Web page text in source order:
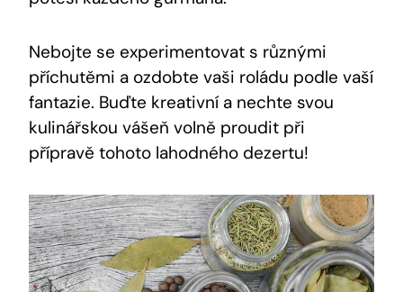
Nebojte se experimentovat s různými
příchutěmi a ozdobte vaši roládu podle vaší
fantazie. Buďte kreativní a nechte svou
kulinářskou vášeň volně proudit při
přípravě tohoto lahodného dezertu!